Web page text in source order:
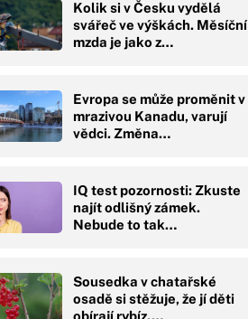
Kolik si v Česku vydělá
svářeč ve výškách. Měsíční
mzda je jako z…
Evropa se může proměnit v
mrazivou Kanadu, varují
vědci. Změna…
IQ test pozornosti: Zkuste
najít odlišný zámek.
Nebude to tak…
Sousedka v chatařské
osadě si stěžuje, že jí děti
obírají rybíz.…